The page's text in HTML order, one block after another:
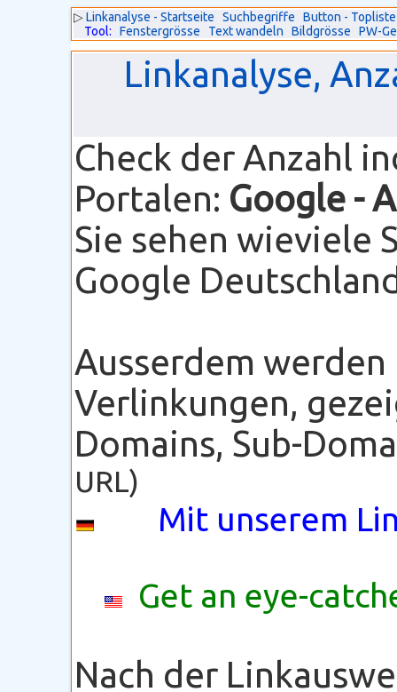
▷Linkanalyse - Startseite Suchbegriffe
Button - Topliste
Tool:
Fenstergrösse Text wandeln Bildgrösse PW-
Linkanalyse,
Check der Anzahl
Portalen: Google -
Sie sehen wieviele
Google
Ausserdem
Verlinkungen,
Domains, Sub-
URL)
Mit unserem
Get an eye-
Nach der